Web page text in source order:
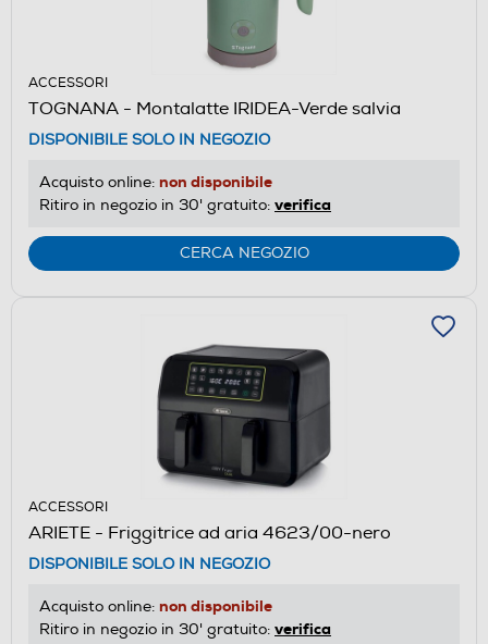
ACCESSORI
TOGNANA - Montalatte IRIDEA-Verde salvia
DISPONIBILE SOLO IN NEGOZIO
Acquisto online: non disponibile
Ritiro in negozio in 30' gratuito: verifica
CERCA NEGOZIO
ACCESSORI
ARIETE - Friggitrice ad aria 4623/00-nero
DISPONIBILE SOLO IN NEGOZIO
Acquisto online: non disponibile
Ritiro in negozio in 30' gratuito: verifica